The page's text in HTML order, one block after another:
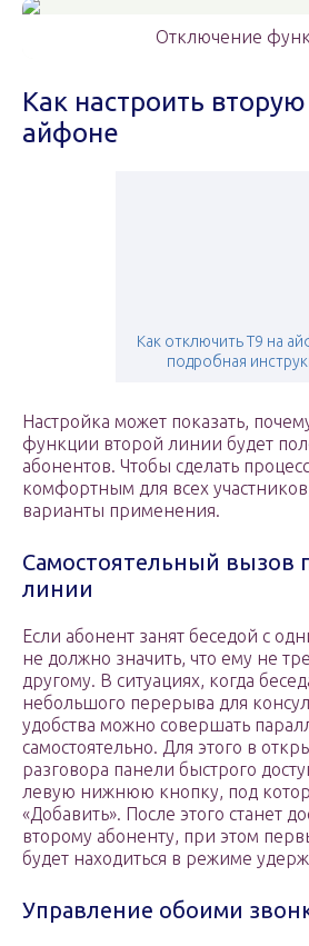
Отключение
Как настроить
айфоне
Как отключить Т9 на
подробная
Настройка может показать,
функции второй линии будет
абонентов. Чтобы сделать
комфортным для всех
варианты применения.
Самостоятельный вызов
линии
Если абонент занят беседой с
не должно значить, что ему не
другому. В ситуациях, когда
небольшого перерыва для
удобства можно совершать
самостоятельно. Для этого в
разговора панели быстрого
левую нижнюю кнопку, под
«Добавить». После этого станет
второму абоненту, при этом
будет находиться в режиме
Управление обоими